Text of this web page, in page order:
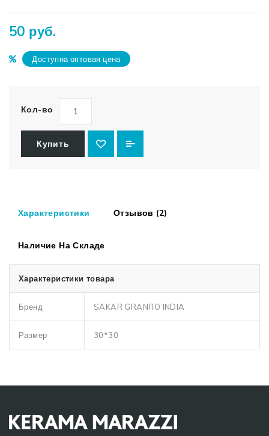
50 руб.
Доступна оптовая цена
Кол-во
Купить
Характеристики Отзывов (2)
Наличие На Складе
Характеристики товара
Бренд SAKAR GRANITO INDIA
Размер 30*30